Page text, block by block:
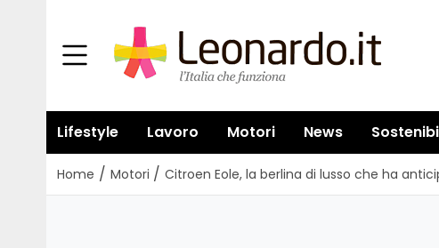
Lifestyle Lavoro Motori News
Home / Motori / Citroen Eole, la berlina di lusso che ha